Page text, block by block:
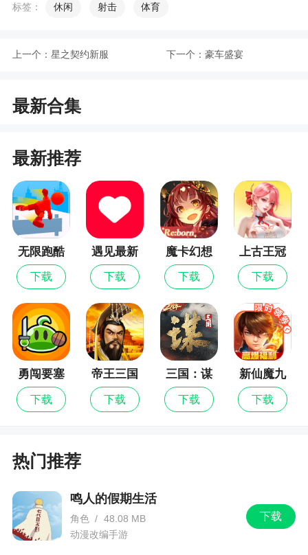
小编评价
1、带来的是我小刀贼6下载，这是一款非常好
2、游戏玩法非常的解压。玩家在游戏中将要控
的切割，将多张纸裁剪成各种大小不一的形状，完
续关卡！十分具有趣味性哦！感兴趣的同学可以来
下载体验一下
3、可以在游戏中非常自由和欢乐的放松进行游
戏，自由度很高
4、在界面中玩家需要控制一把美工刀，去把纸
上的画的各种东西完美的裁下来，要注意不能破坏
图像，寻找一个最简单的办法把完美的进行裁纸，
切割的越准确获得的积分和星星越多，能升级自己
的小刀
更新日志
标签： 休闲 射击 体育
上一个： 星之契约新服 下一个： 豪车盛宴
最新合集
最新推荐
无限跑酷
下载
遇见最新
版
下载
魔卡幻想
下载
上古王冠
下载
勇闯要塞
下载
帝王三国
下载
三国：谋
定天下
下载
新仙魔九
界
下载
热门推荐
下载
鸣人的假期生活
角色 / 48.08 MB
动漫改编手游